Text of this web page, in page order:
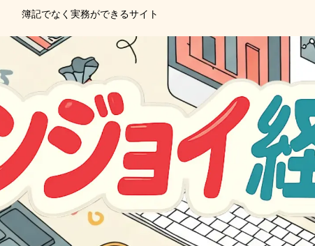
簿記でなく実務ができるサイト